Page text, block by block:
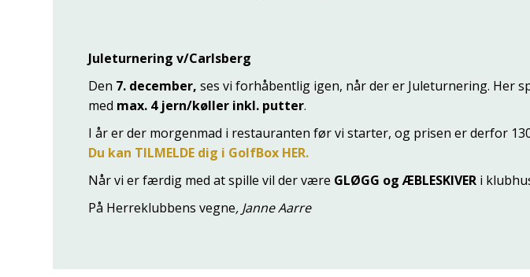
Juleturnering v/Carlsberg
Den 7. december, ses vi forhåbentlig igen, når der er Juleturnering. Her
med max. 4 jern/køller inkl. putter.
I år er der morgenmad i restauranten før vi starter, og prisen er derfor
Du kan TILMELDE dig i GolfBox HER.
Når vi er færdig med at spille vil der være GLØGG og ÆBLESKIVER i
På Herreklubbens vegne, Janne Aarre